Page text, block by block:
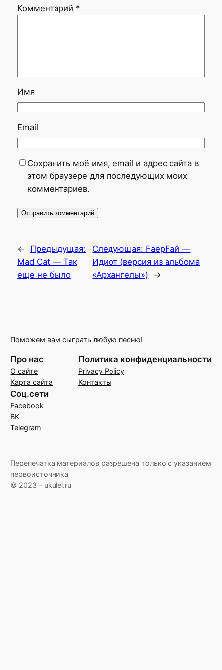
Комментарий *
Имя
Email
Сохранить моё имя, email и адрес сайта в
этом браузере для последующих моих
комментариев.
←
Предыдущая:
Mad Cat — Так
еще не было
Следующая: FаерFай —
Идиот (версия из альбома
«Архангелы»)
→
Поможем вам сыграть любую песню!
Про нас
О сайте
Карта сайта
Политика конфиденциальности
Privacy Policy
Контакты
Соц.сети
Facebook
ВК
Telegram
Перепечатка материалов разрешена только с указанием
первоисточника
© 2023 – ukulel.ru